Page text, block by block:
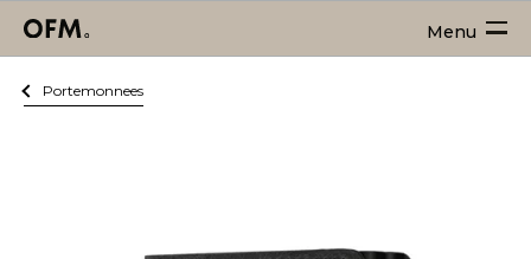
Menu
Portemonnees